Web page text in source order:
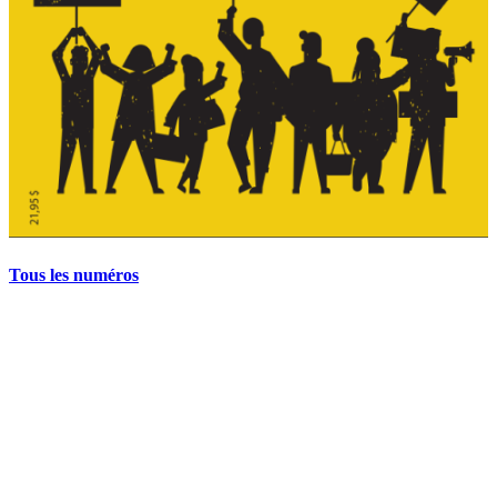
Tous les numéros